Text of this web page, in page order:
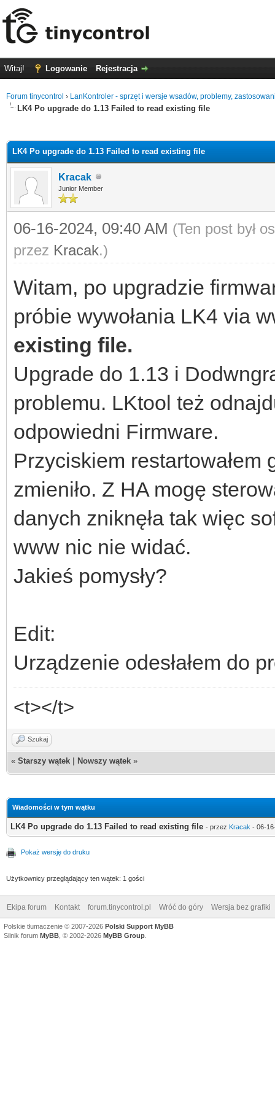
Witaj! Logowanie Rejestracja
Forum tinycontrol › LanKontroler - sprzęt i wersje wsadów, problemy,
LK4 Po upgrade do 1.13 Failed to read existing file
LK4 Po upgrade do 1.13 Failed to read existing file
Kracak
Junior Member
06-16-2024, 09:40 AM (Ten post był
przez Kracak.)
Witam, po upgradzie
próbie wywołania LK4 via
existing file.
Upgrade do 1.13 i
problemu. LKtool też
odpowiedni Firmware.
Przyciskiem
zmieniło. Z HA mogę
danych zniknęła tak więc
www nic nie widać.
Jakieś pomysły?
Edit:
Urządzenie odesłałem do
<t></t>
Szukaj
« Starszy wątek Nowszy wątek »
Wiadomości w tym wątku
LK4 Po upgrade do 1.13 Failed to read existing file - przez Kracak - 06-
Pokaż wersję do druku
Użytkownicy przeglądający ten wątek: 1 gości
Ekipa forum Kontakt forum.tinycontrol.pl Wróć do góry Wersja bez grafiki
Polskie tłumaczenie © 2007-2026 Polski Support MyBB
Silnik forum MyBB , © 2002-2026 MyBB Group